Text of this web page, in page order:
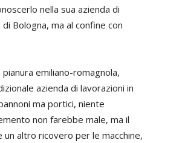
nella sua azienda di
Bologna, ma al confine con
emiliano-romagnola,
azienda di lavorazioni in
ma portici, niente
non farebbe male, ma il
altro ricovero per le macchine,